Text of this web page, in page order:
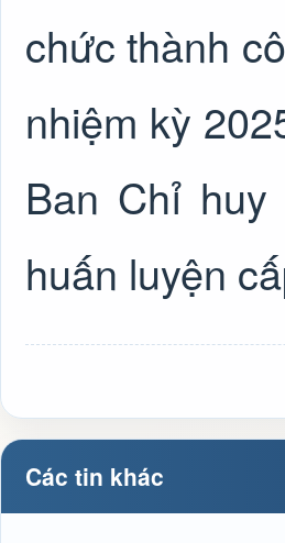
chức thành
nhiệm kỳ
Ban Chỉ
huấn luyện
Các tin khác